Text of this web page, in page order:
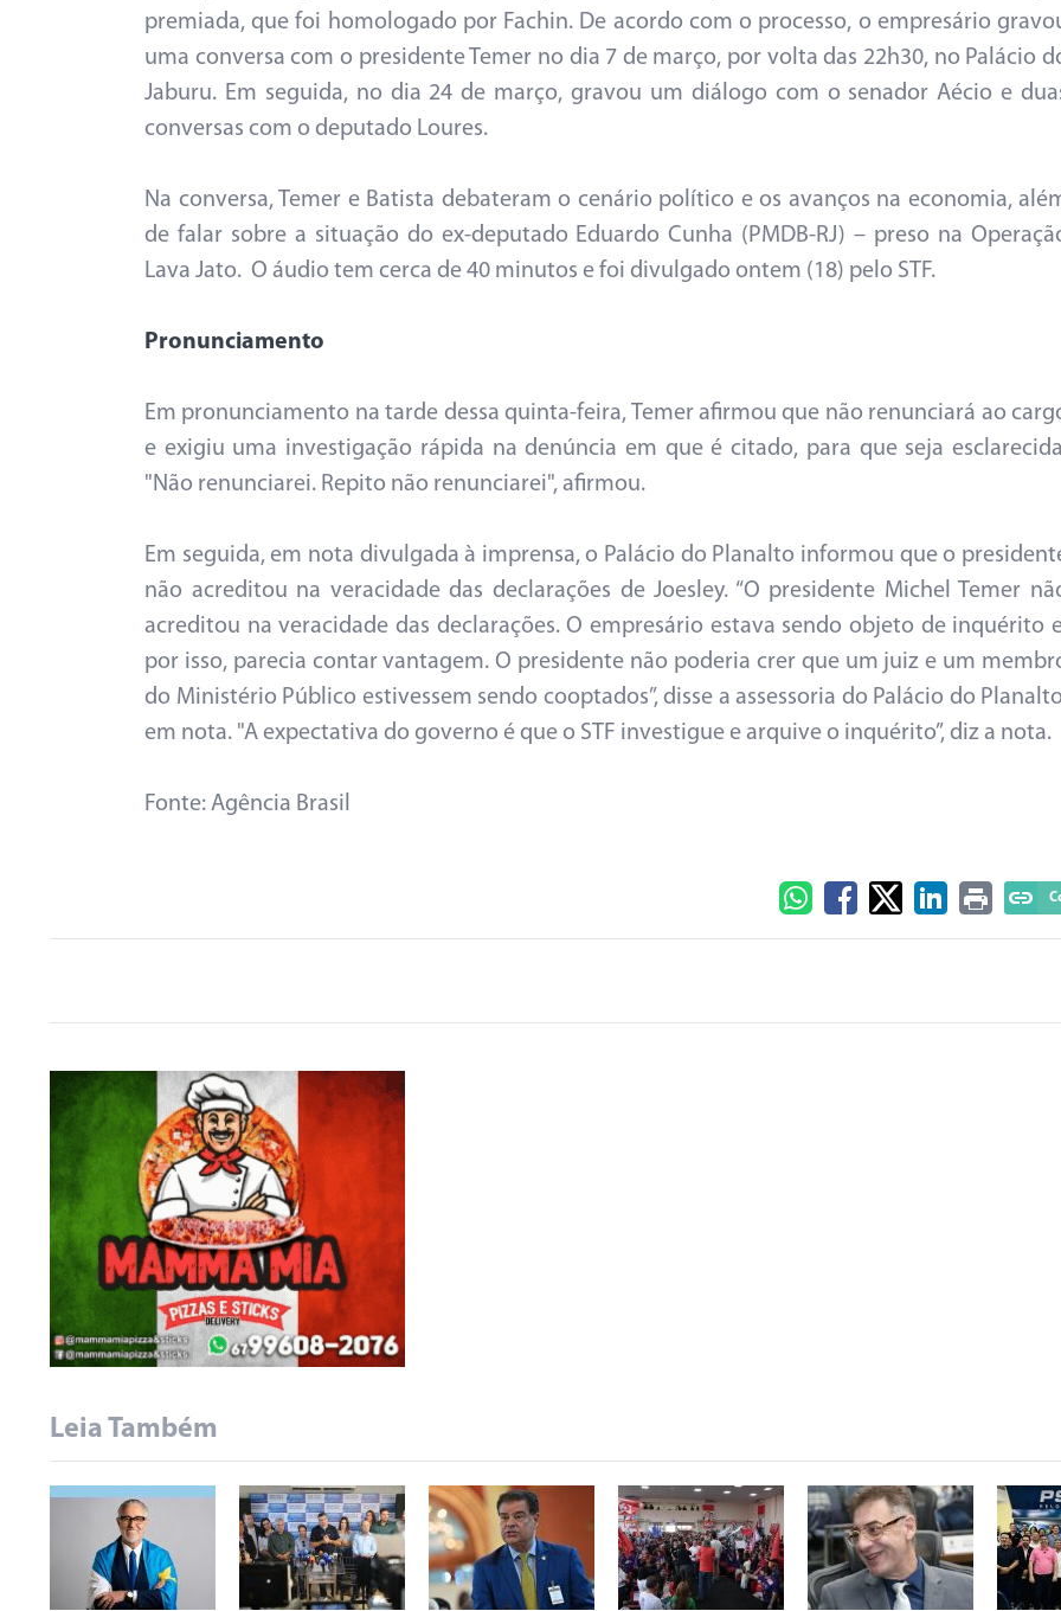
premiada, que foi homologado por Fachin. De acordo com o processo, o empresário
uma conversa com o presidente Temer no dia 7 de março, por volta das 22h30, no Palácio
Jaburu. Em seguida, no dia 24 de março, gravou um diálogo com o senador Aécio e
conversas com o deputado Loures.
Na conversa, Temer e Batista debateram o cenário político e os avanços na economia,
de falar sobre a situação do ex-deputado Eduardo Cunha (PMDB-RJ) – preso na
Lava Jato. O áudio tem cerca de 40 minutos e foi divulgado ontem (18) pelo STF.
Pronunciamento
Em pronunciamento na tarde dessa quinta-feira, Temer afirmou que não renunciará ao
e exigiu uma investigação rápida na denúncia em que é citado, para que seja
"Não renunciarei. Repito não renunciarei", afirmou.
Em seguida, em nota divulgada à imprensa, o Palácio do Planalto informou que o
não acreditou na veracidade das declarações de Joesley. “O presidente Michel Temer
acreditou na veracidade das declarações. O empresário estava sendo objeto de inquérito
por isso, parecia contar vantagem. O presidente não poderia crer que um juiz e um
do Ministério Público estivessem sendo cooptados”, disse a assessoria do Palácio do
em nota. "A expectativa do governo é que o STF investigue e arquive o inquérito”, diz a nota.
Fonte: Agência Brasil
Leia Também